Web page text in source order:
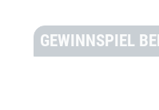
GEWINNSPIEL